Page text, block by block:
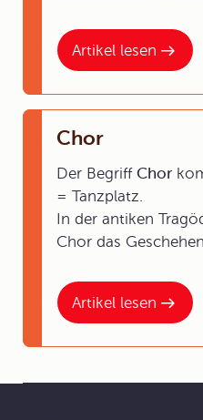
Artikel lesen
Artikel lesen
Chor
Der Begriff Chor
= Tanzplatz.
In der antiken
Chor das